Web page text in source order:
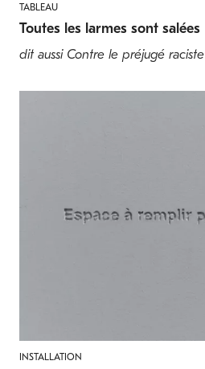
TABLEAU
Toutes les larmes sont salées
dit aussi Contre le préjugé raciste
INSTALLATION